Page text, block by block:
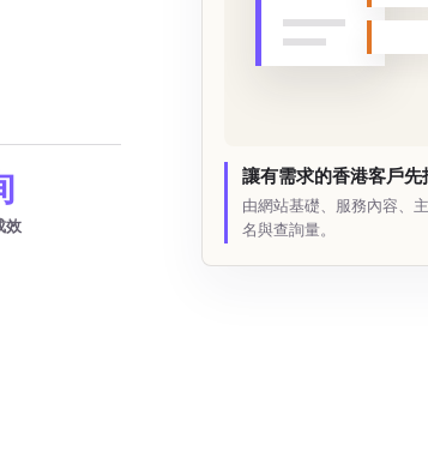
效
讓有需求的香港客戶先
由網站基礎、服務內容、
名與查詢量。